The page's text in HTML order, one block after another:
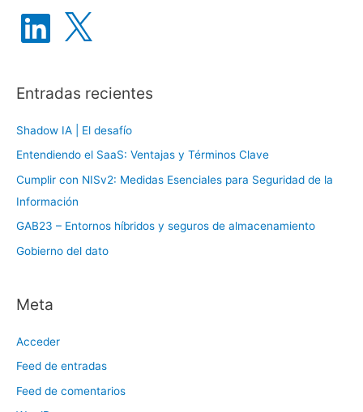
r
L
n
Entradas recientes
Shadow IA | El desafío
Entendiendo el SaaS: Ventajas y Términos Clave
Cumplir con NISv2: Medidas Esenciales para Seguridad de la
Información
GAB23 – Entornos híbridos y seguros de almacenamiento
Gobierno del dato
Meta
Acceder
Feed de entradas
Feed de comentarios